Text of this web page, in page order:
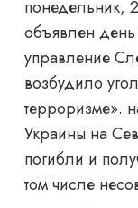
понедельник,
объявлен день
управление
возбудило
терроризме».
Украины на
погибли и
том числе